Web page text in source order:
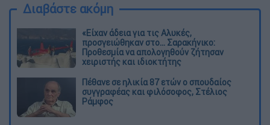
Διαβάστε ακόμη
«Είχαν άδεια για τις Αλυκές,
προσγειώθηκαν στο... Σαρακήνικο:
Προθεσμία να απολογηθούν ζήτησαν
χειριστής και ιδιοκτήτης
Πέθανε σε ηλικία 87 ετών ο σπουδαίος
συγγραφέας και φιλόσοφος, Στέλιος
Ράμφος